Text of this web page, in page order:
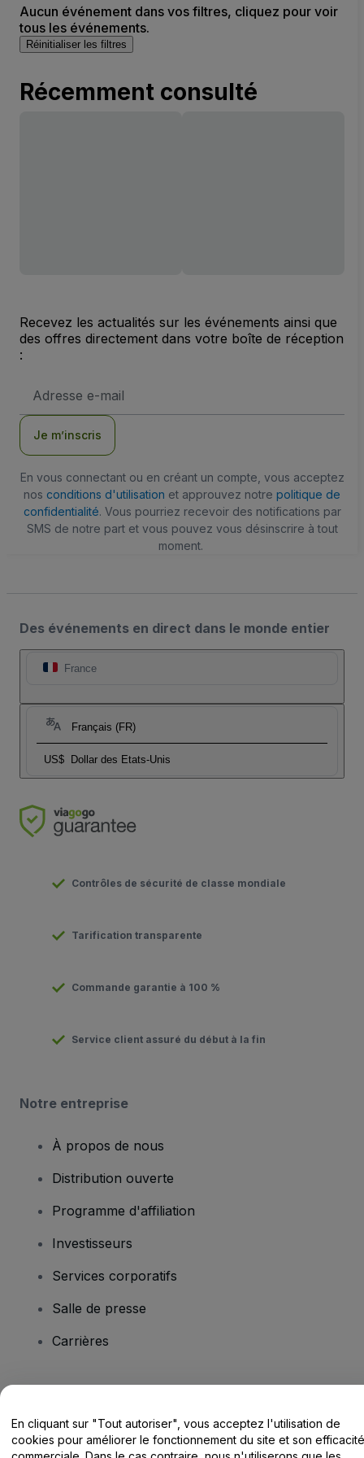
Aucun événement dans vos filtres, cliquez pour voir
tous les événements.
Réinitialiser les filtres
Récemment consulté
Recevez les actualités sur les événements ainsi que
des offres directement dans votre boîte de réception
:
e-
Je m’inscris
En vous connectant ou en créant un compte, vous acceptez
nos conditions d'utilisation et approuvez notre politique de
confidentialité. Vous pourriez recevoir des notifications par
SMS de notre part et vous pouvez vous désinscrire à tout
moment.
Des événements en direct dans le monde entier
France
Français (FR)
US$ Dollar des Etats-Unis
Contrôles de sécurité de classe mondiale
Tarification transparente
Commande garantie à 100 %
Service client assuré du début à la fin
Notre entreprise
À propos de nous
Distribution ouverte
Programme d'affiliation
Investisseurs
Services corporatifs
Salle de presse
Carrières
Centre d'assistance / Nous contacter
En cliquant sur "Tout autoriser", vous acceptez l'utilisation de
cookies pour améliorer le fonctionnement du site et son efficacité